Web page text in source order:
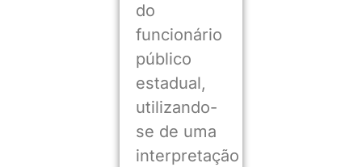
do
funcionário
público
estadual,
utilizando-
se de uma
interpretação